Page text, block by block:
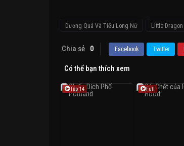
Dương Quá Và Tiểu Long Nữ Little
Chia sẻ 0 Facebook Twitter
Có thể bạn thích xem
Tập 14 Full